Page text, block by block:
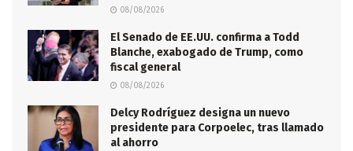
08/08/2026
El Senado de EE.UU. confirma a Todd
Blanche, exabogado de Trump, como
fiscal general
08/08/2026
Delcy Rodríguez designa un nuevo
presidente para Corpoelec, tras llamado
al ahorro